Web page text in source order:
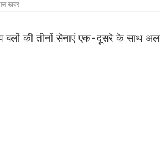
खबर
बलों की तीनों सेनाएं एक-दूसरे के साथ